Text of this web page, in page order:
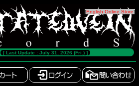
[English Online Store]
[ Last Update : July 31, 2026 (Fri.) ]